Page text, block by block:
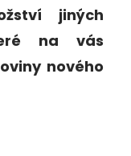
jiných
na vás
nového